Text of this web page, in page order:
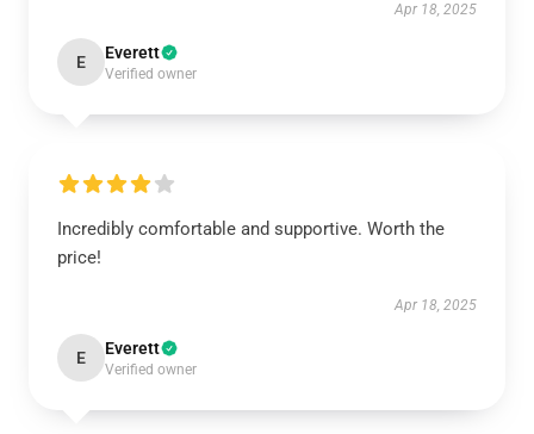
Apr 18, 2025
E Everett
Verified owner
Incredibly comfortable and supportive. Worth the
price!
Apr 18, 2025
E Everett
Verified owner